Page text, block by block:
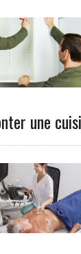
une